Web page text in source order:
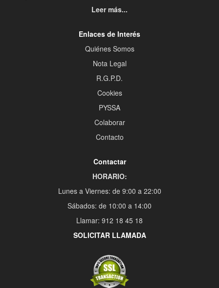
Leer más...
Enlaces de Interés
Quiénes Somos
Nota Legal
R.G.P.D.
Cookies
PYSSA
Colaborar
Contacto
Contactar
HORARIO:
Lunes a Viernes: de 9:00 a 22:00
Sábados: de 10:00 a 14:00
Llamar: 912 18 45 18
SOLICITAR LLAMADA